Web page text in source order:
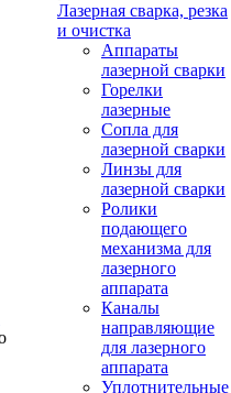
Лазерная сварка, резка
и очистка
Аппараты
лазерной сварки
Горелки
лазерные
Сопла для
лазерной сварки
Линзы для
лазерной сварки
Ролики
подающего
механизма для
лазерного
аппарата
Каналы
направляющие
для лазерного
аппарата
Уплотнительные